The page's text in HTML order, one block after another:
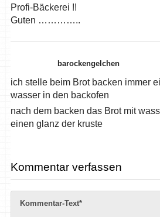
Profi-Bäckerei !!
Guten …………..
barockengelchen
ich stelle beim Brot backen immer
wasser in den backofen
nach dem backen das Brot mit
einen glanz der kruste
Kommentar verfassen